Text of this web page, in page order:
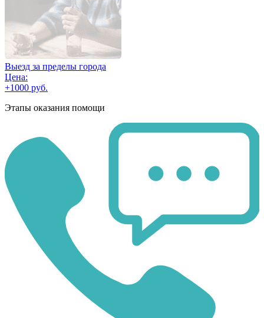
Выезд за пределы города
Цена:
+1000 руб.
Этапы оказания помощи